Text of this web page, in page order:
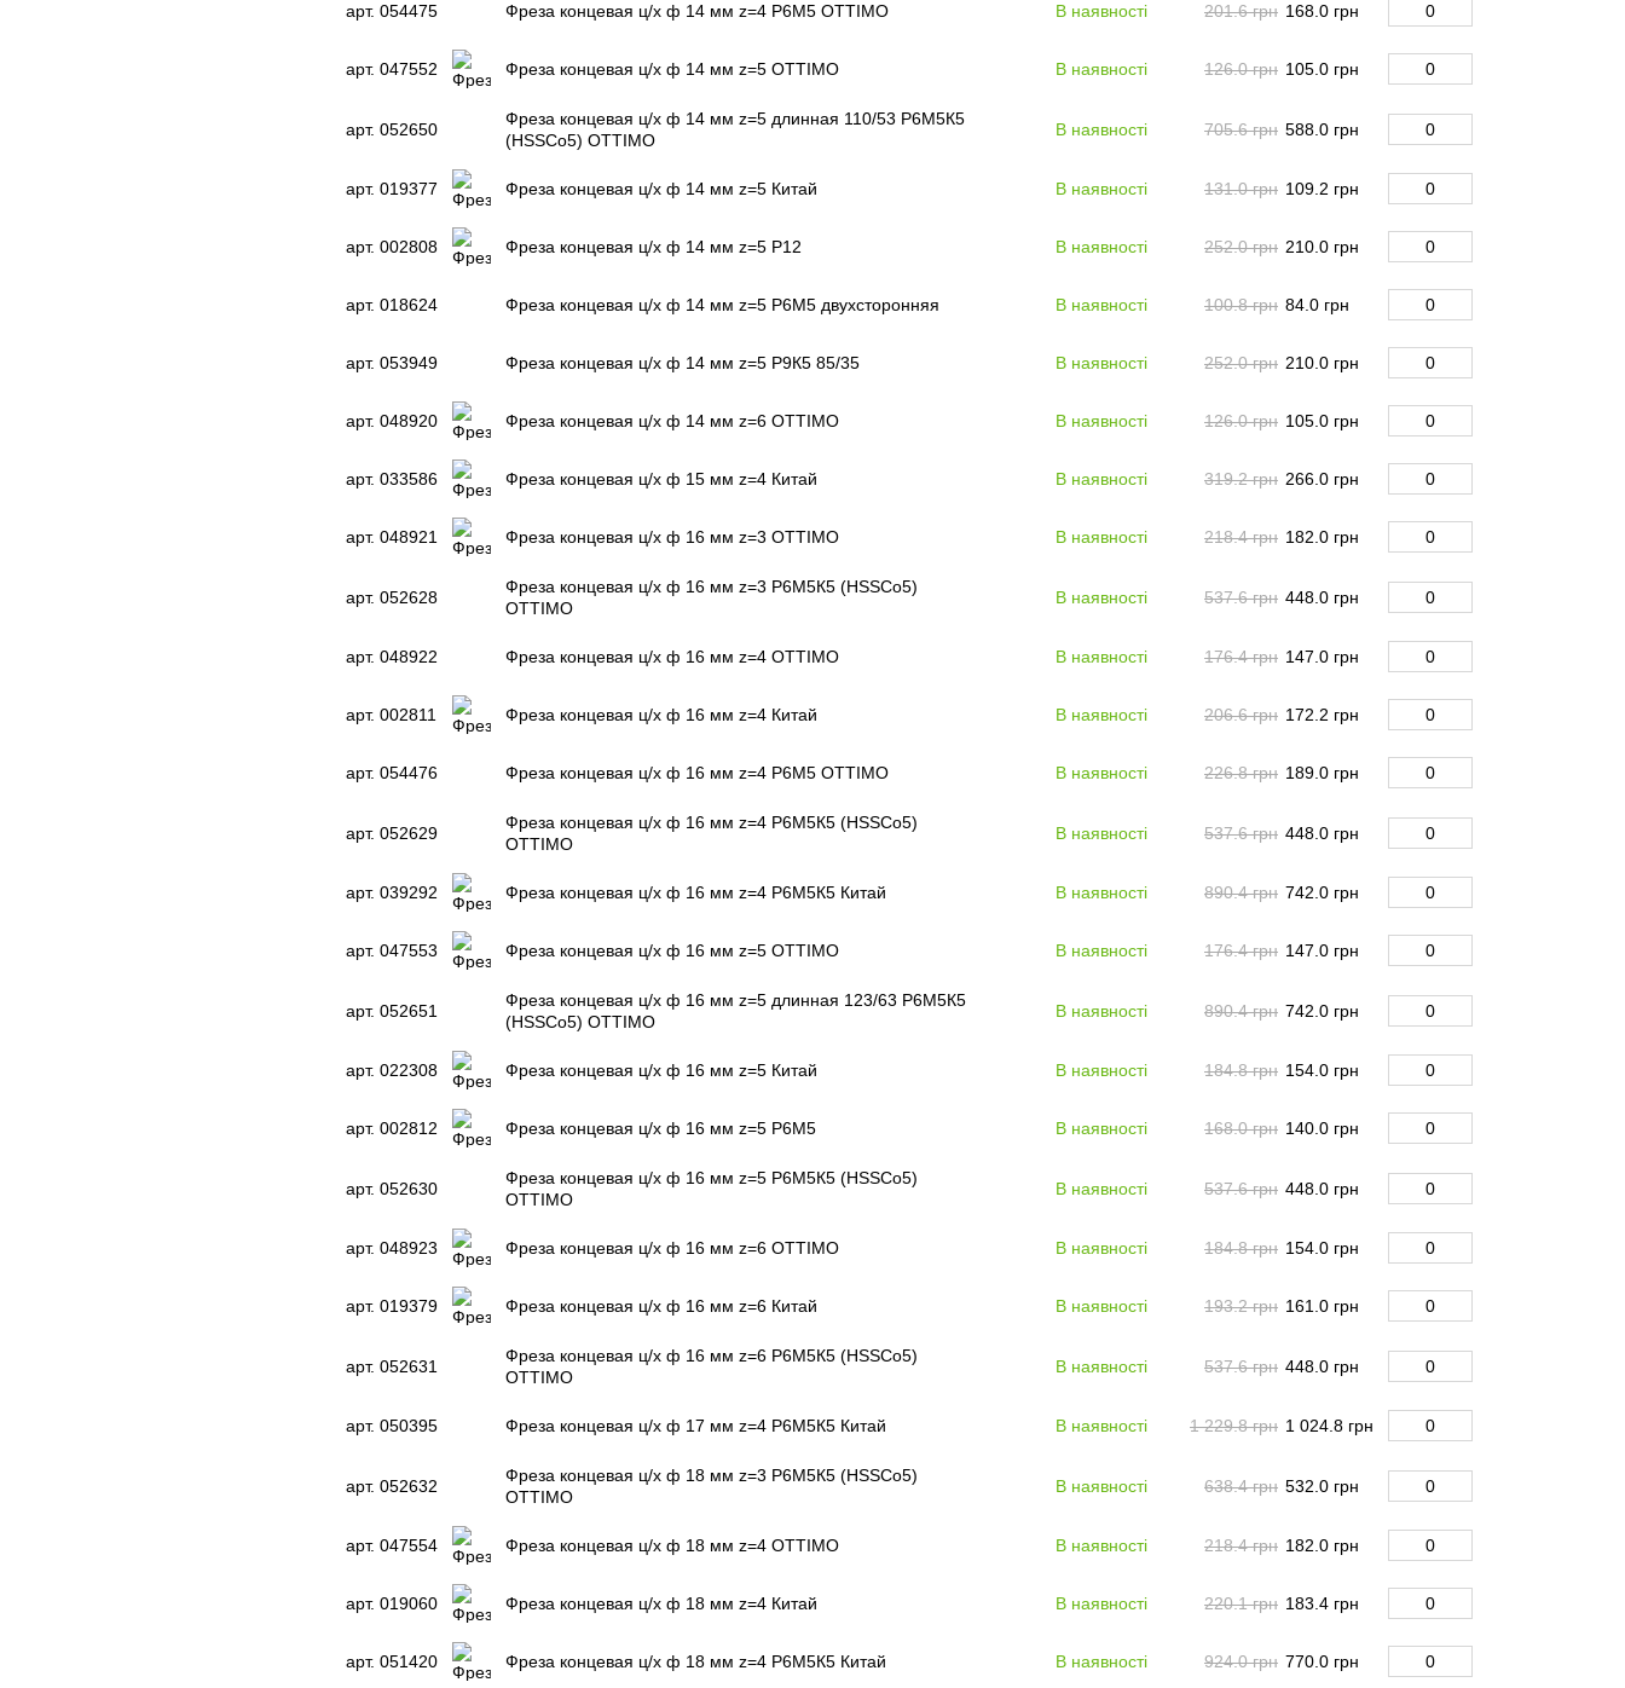
арт. 054475 Фреза концевая ц/х ф 14 мм z=4 Р6М5 OTTIMO В наявності 201.6 грн 168.0 грн
арт. 047552 Фреза концевая ц/х ф 14 мм z=5 OTTIMO В наявності 126.0 грн 105.0 грн
арт. 052650
Фреза концевая ц/х ф 14 мм z=5 длинная 110/53 Р6М5К5
(HSSCo5) OTTIMO
В наявності 705.6 грн 588.0 грн
арт. 019377 Фреза концевая ц/х ф 14 мм z=5 Китай В наявності 131.0 грн 109.2 грн
арт. 002808 Фреза концевая ц/х ф 14 мм z=5 Р12 В наявності 252.0 грн 210.0 грн
арт. 018624 Фреза концевая ц/х ф 14 мм z=5 Р6М5 двухсторонняя В наявності 100.8 грн 84.0 грн
арт. 053949 Фреза концевая ц/х ф 14 мм z=5 Р9К5 85/35 В наявності 252.0 грн 210.0 грн
арт. 048920 Фреза концевая ц/х ф 14 мм z=6 OTTIMO В наявності 126.0 грн 105.0 грн
арт. 033586 Фреза концевая ц/х ф 15 мм z=4 Китай В наявності 319.2 грн 266.0 грн
арт. 048921 Фреза концевая ц/х ф 16 мм z=3 OTTIMO В наявності 218.4 грн 182.0 грн
арт. 052628
Фреза концевая ц/х ф 16 мм z=3 Р6М5К5 (HSSCo5)
OTTIMO
В наявності 537.6 грн 448.0 грн
арт. 048922 Фреза концевая ц/х ф 16 мм z=4 OTTIMO В наявності 176.4 грн 147.0 грн
арт. 002811 Фреза концевая ц/х ф 16 мм z=4 Китай В наявності 206.6 грн 172.2 грн
арт. 054476 Фреза концевая ц/х ф 16 мм z=4 Р6М5 OTTIMO В наявності 226.8 грн 189.0 грн
арт. 052629
Фреза концевая ц/х ф 16 мм z=4 Р6М5К5 (HSSCo5)
OTTIMO
В наявності 537.6 грн 448.0 грн
арт. 039292 Фреза концевая ц/х ф 16 мм z=4 Р6М5К5 Китай В наявності 890.4 грн 742.0 грн
арт. 047553 Фреза концевая ц/х ф 16 мм z=5 OTTIMO В наявності 176.4 грн 147.0 грн
арт. 052651
Фреза концевая ц/х ф 16 мм z=5 длинная 123/63 Р6М5К5
(HSSCo5) OTTIMO
В наявності 890.4 грн 742.0 грн
арт. 022308 Фреза концевая ц/х ф 16 мм z=5 Китай В наявності 184.8 грн 154.0 грн
арт. 002812 Фреза концевая ц/х ф 16 мм z=5 Р6М5 В наявності 168.0 грн 140.0 грн
арт. 052630
Фреза концевая ц/х ф 16 мм z=5 Р6М5К5 (HSSCo5)
OTTIMO
В наявності 537.6 грн 448.0 грн
арт. 048923 Фреза концевая ц/х ф 16 мм z=6 OTTIMO В наявності 184.8 грн 154.0 грн
арт. 019379 Фреза концевая ц/х ф 16 мм z=6 Китай В наявності 193.2 грн 161.0 грн
арт. 052631
Фреза концевая ц/х ф 16 мм z=6 Р6М5К5 (HSSCo5)
OTTIMO
В наявності 537.6 грн 448.0 грн
арт. 050395 Фреза концевая ц/х ф 17 мм z=4 Р6М5К5 Китай В наявності 1 229.8 грн 1 024.8 грн
арт. 052632
Фреза концевая ц/х ф 18 мм z=3 Р6М5К5 (HSSCo5)
OTTIMO
В наявності 638.4 грн 532.0 грн
арт. 047554 Фреза концевая ц/х ф 18 мм z=4 OTTIMO В наявності 218.4 грн 182.0 грн
арт. 019060 Фреза концевая ц/х ф 18 мм z=4 Китай В наявності 220.1 грн 183.4 грн
арт. 051420 Фреза концевая ц/х ф 18 мм z=4 Р6М5К5 Китай В наявності 924.0 грн 770.0 грн